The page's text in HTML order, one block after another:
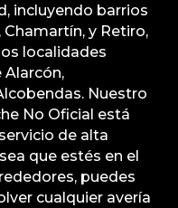
incluyendo barrios
y Retiro,
localidades
Nuestro
No Oficial está
de alta
que estés en el
puedes
cualquier avería